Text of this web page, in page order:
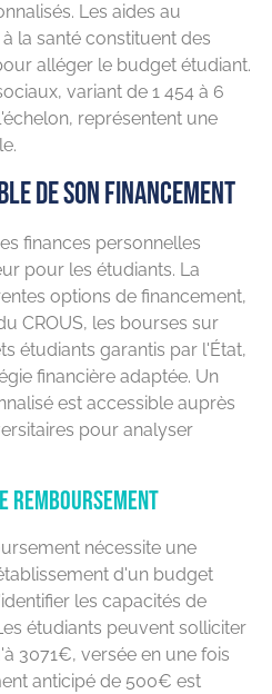
Les aides au
la santé constituent des
alléger le budget étudiant.
variant de 1 454 à 6
représentent une
de son financement
finances personnelles
pour les étudiants. La
options de financement,
CROUS, les bourses sur
étudiants garantis par l'État,
financière adaptée. Un
est accessible auprès
pour analyser
remboursement
nécessite une
d'un budget
les capacités de
étudiants peuvent solliciter
3071€, versée en une fois
anticipé de 500€ est